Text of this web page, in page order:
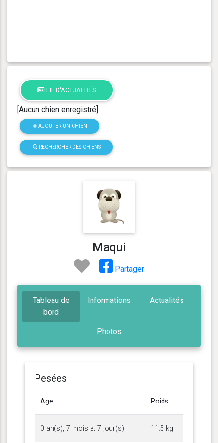
FIL D'ACTUALITÉS
[Aucun chien enregistré]
AJOUTER UN CHIEN
RECHERCHER DES CHIENS
Maqui
Partager
Tableau de
bord
Informations Actualités
Photos
Pesées
Age Poids
0 an(s), 7 mois et 7 jour(s) 11.5 kg